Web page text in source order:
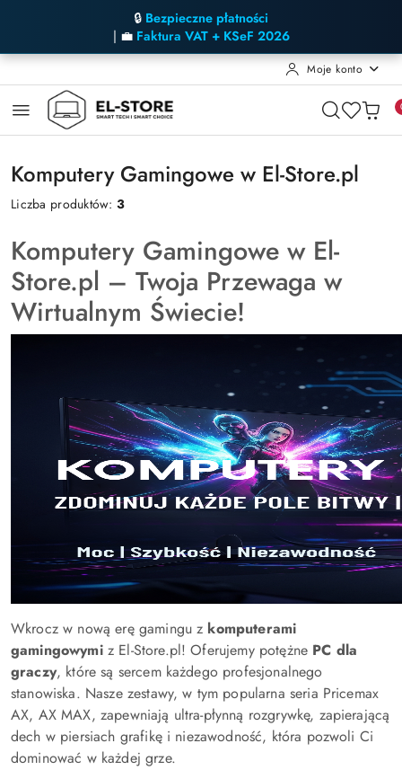
🔒 Bezpieczne płatności
| 💼 Faktura VAT + KSeF 2026
Moje konto
Komputery Gamingowe w El-Store.pl
Liczba produktów:3
Komputery Gamingowe w El-
Store.pl – Twoja Przewaga w
Wirtualnym Świecie!
Wkrocz w nową erę gamingu z komputerami
gamingowymiz El-Store.pl! Oferujemy potężne PC dla
graczy, które są sercem każdego profesjonalnego
stanowiska. Nasze zestawy, w tym popularna seria Pricemax
AX, AX MAX, zapewniają ultra-płynną rozgrywkę, zapierającą
dech w piersiach grafikę i niezawodność, która pozwoli Ci
dominować w każdej grze.